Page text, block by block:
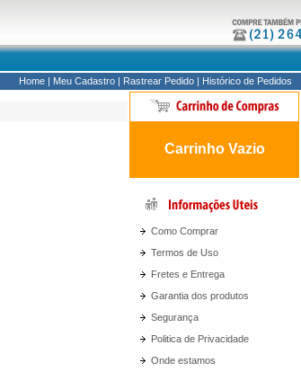
Home | Meu Cadastro | Rastrear Pedido | Histórico de Pedidos
Carrinho Vazio
Como Comprar
Termos de Uso
Fretes e Entrega
Garantia dos produtos
Segurança
Politica de Privacidade
Onde estamos